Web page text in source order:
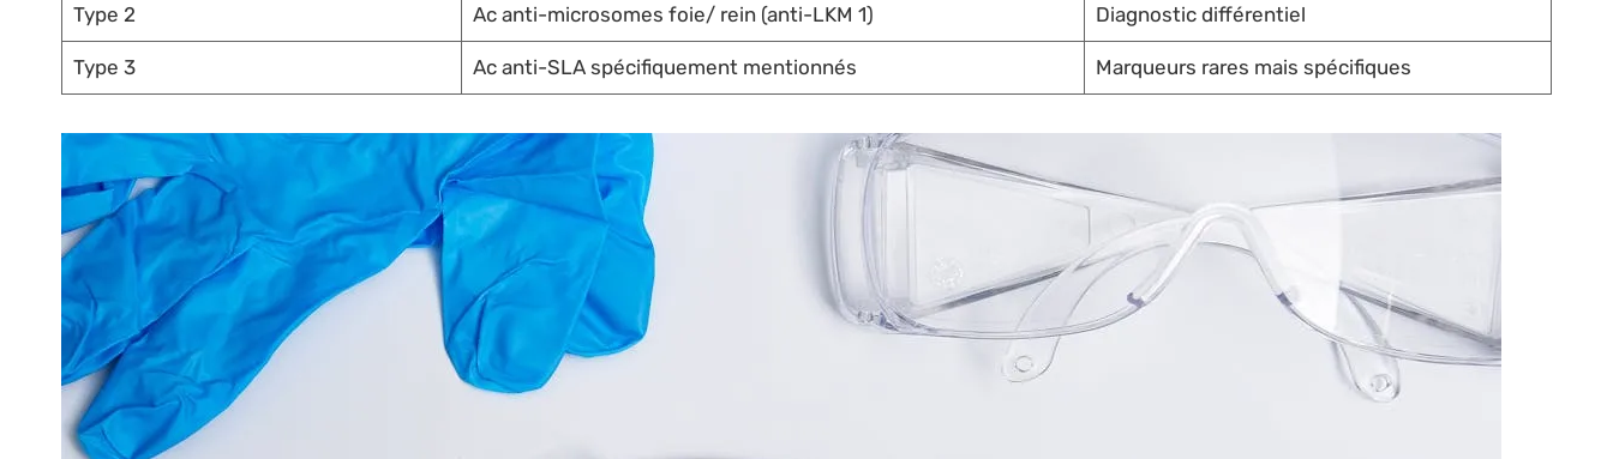
Type 2 Ac anti-microsomes foie/ rein (anti-LKM 1) Diagnostic différentiel
Type 3 Ac anti-SLA spécifiquement mentionnés Marqueurs rares mais spécifiques